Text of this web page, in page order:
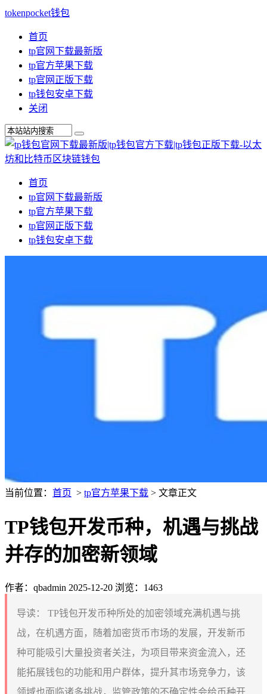
tokenpocket钱包
首页
tp官网下载最新版
tp官方苹果下载
tp官网正版下载
tp钱包安卓下载
关闭
首页
tp官网下载最新版
tp官方苹果下载
tp官网正版下载
tp钱包安卓下载
当前位置： 首页 > tp官方苹果下载 > 文章正文
TP钱包开发币种，机遇与挑战
并存的加密新领域
作者：qbadmin 2025-12-20 浏览：1463
导读：
TP钱包开发币种所处的加密领域充满机遇与挑
战，在机遇方面，随着加密货币市场的发展，开发新币
种可能吸引大量投资者关注，为项目带来资金流入，还
能拓展钱包的功能和用户群体，提升其市场竞争力，该
领域也面临诸多挑战，监管政策的不确定性会给币种开